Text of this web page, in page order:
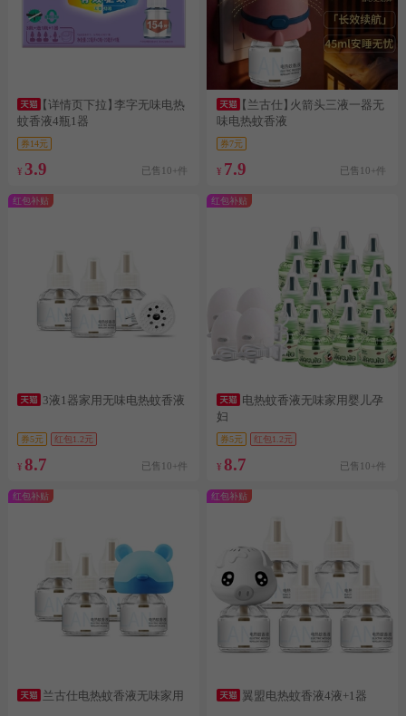
【详情页下拉】李字无味电热
蚊香液4瓶1器
券14元
¥ 3.9 已售10+件
【兰古仕】火箭头三液一器无
味电热蚊香液
券7元
¥ 7.9 已售10+件
红包补贴
3液1器家用无味电热蚊香液
券5元 红包1.2元
¥ 8.7 已售10+件
红包补贴
电热蚊香液无味家用婴儿孕
妇
券5元 红包1.2元
¥ 8.7 已售10+件
红包补贴
兰古仕电热蚊香液无味家用
红包补贴
翼盟电热蚊香液4液+1器